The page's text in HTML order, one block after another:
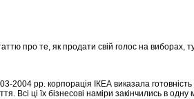
про те, як продати свій голос на виборах,
2004 рр. корпорація ІКЕА виказала
Всі ці їх бізнесові наміри закінчились в одну